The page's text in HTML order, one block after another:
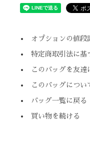
オプションの値段
特定商取引法に基
このバッグを友達
このバッグについ
バッグ一覧に戻る
買い物を続ける